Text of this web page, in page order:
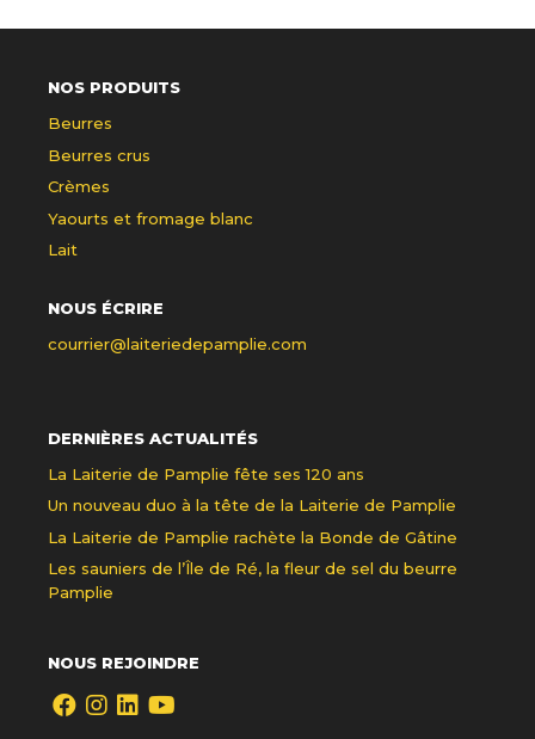
NOS PRODUITS
Beurres
Beurres crus
Crèmes
Yaourts et fromage blanc
Lait
NOUS ÉCRIRE
courrier@laiteriedepamplie.com
DERNIÈRES ACTUALITÉS
La Laiterie de Pamplie fête ses 120 ans
Un nouveau duo à la tête de la Laiterie de Pamplie
La Laiterie de Pamplie rachète la Bonde de Gâtine
Les sauniers de l’Île de Ré, la fleur de sel du beurre
Pamplie
NOUS REJOINDRE